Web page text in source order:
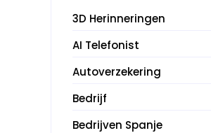
3D Herinneringen
AI Telefonist
Autoverzekering
Bedrijf
Bedrijven Spanje